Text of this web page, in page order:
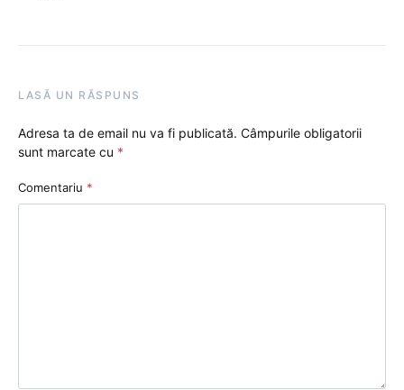
LASĂ UN RĂSPUNS
Adresa ta de email nu va fi publicată. Câmpurile obligatorii
sunt marcate cu *
Comentariu *